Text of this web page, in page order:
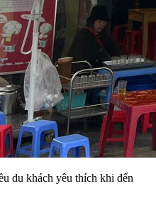
du khách yêu thích khi đến